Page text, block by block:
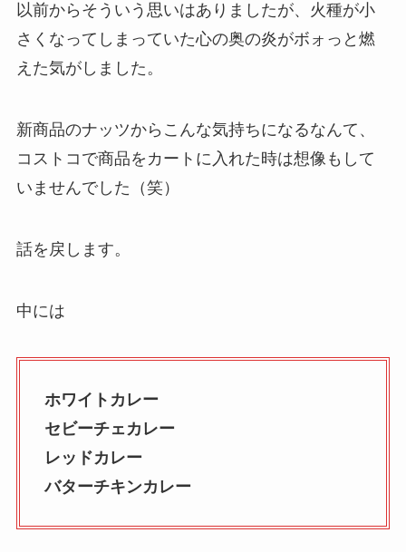
以前からそういう思いはありましたが、火種が小
さくなってしまっていた心の奥の炎がボォっと燃
えた気がしました。
新商品のナッツからこんな気持ちになるなんて、
コストコで商品をカートに入れた時は想像もして
いませんでした（笑）
話を戻します。
中には
ホワイトカレー
セビーチェカレー
レッドカレー
バターチキンカレー